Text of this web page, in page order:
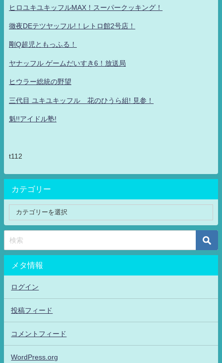
ヒロユキユキッフルMAX！スーパークッキング！
徹夜DEテツヤッフル!！レトロ館2号店！
剛Q超児ともっふる！
ヤナッフル ゲームだいすき6！放送局
ヒウラー総統の野望
三代目 ユキユキッフル 花のひうら組! 見参！
魁!!アイドル塾!
t112
カテゴリー
メタ情報
ログイン
投稿フィード
コメントフィード
WordPress.org